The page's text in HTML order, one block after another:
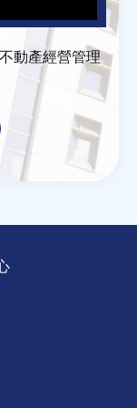
動產經營管理